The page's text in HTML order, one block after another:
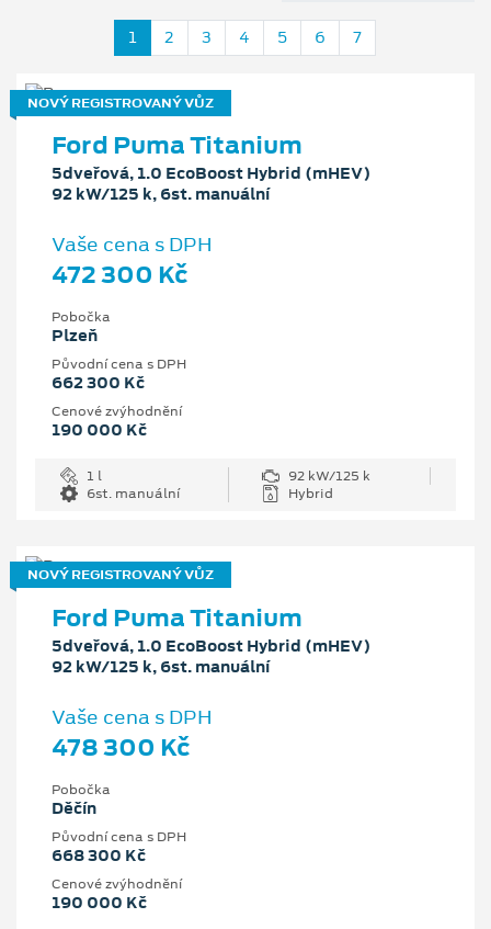
1 2 3 4 5 6 7
NOVÝ REGISTROVANÝ VŮZ
Ford Puma Titanium
5dveřová, 1.0 EcoBoost Hybrid (mHEV)
92 kW/125 k, 6st. manuální
Vaše cena s DPH
472 300 Kč
Pobočka
Plzeň
Původní cena s DPH
662 300 Kč
Cenové zvýhodnění
190 000 Kč
1 l
92 kW/125 k
6st. manuální
Hybrid
NOVÝ REGISTROVANÝ VŮZ
Ford Puma Titanium
5dveřová, 1.0 EcoBoost Hybrid (mHEV)
92 kW/125 k, 6st. manuální
Vaše cena s DPH
478 300 Kč
Pobočka
Děčín
Původní cena s DPH
668 300 Kč
Cenové zvýhodnění
190 000 Kč